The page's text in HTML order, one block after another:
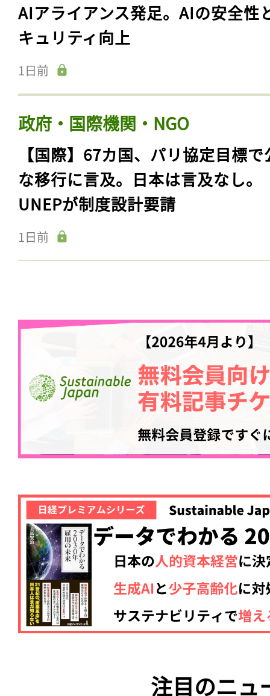
AIアライアンス発足。AIの安全性
キュリティ向上
1日前
政府・国際機関・NGO
【国際】67カ国、パリ協定目標で
な移行に言及。日本は言及なし。
UNEPが制度設計要請
1日前
注目のニュ